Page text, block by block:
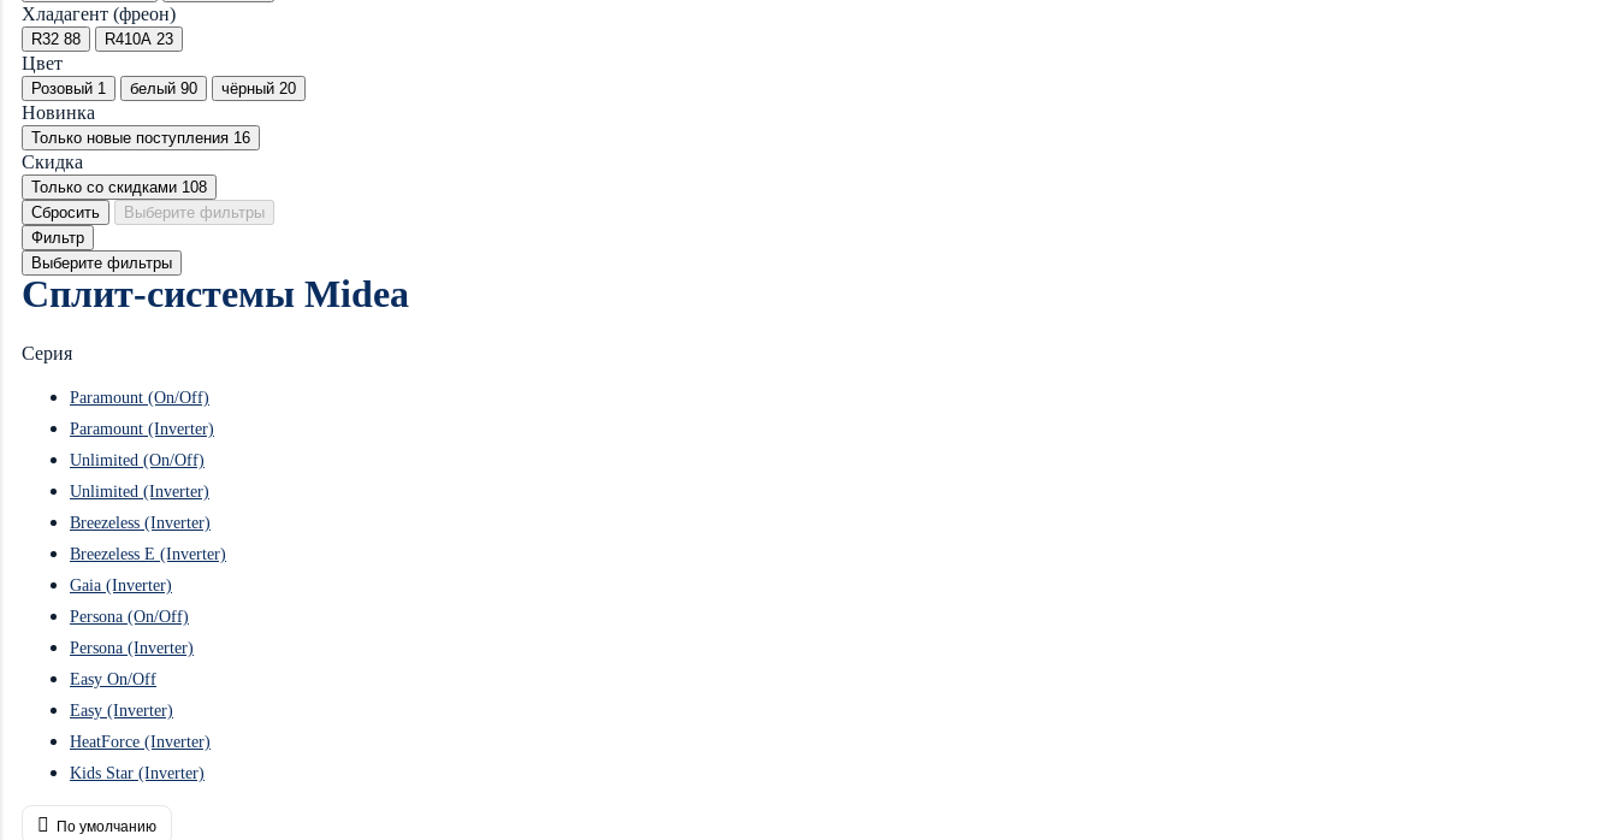
Хладагент (фреон)
R32 88 R410A 23
Цвет
Розовый 1 белый 90 чёрный 20
Новинка
Только новые поступления 16
Скидка
Только со cкидками 108
Сбросить
Выберите фильтры
Фильтр
Выберите фильтры
Сплит-системы Midea
Серия
Paramount (On/Off)
Paramount (Inverter)
Unlimited (On/Off)
Unlimited (Inverter)
Breezeless (Inverter)
Breezeless E (Inverter)
Gaia (Inverter)
Persona (On/Off)
Persona (Inverter)
Easy On/Off
Easy (Inverter)
HeatForce (Inverter)
Kids Star (Inverter)
По умолчанию